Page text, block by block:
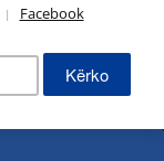
Facebook